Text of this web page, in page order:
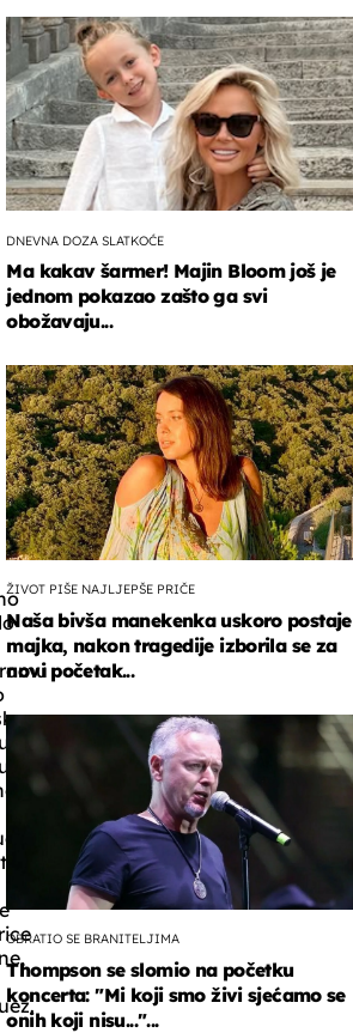
DNEVNA DOZA SLATKOĆE
Ma kakav šarmer! Majin Bloom još je
jednom pokazao zašto ga svi
obožavaju...
ŽIVOT PIŠE NAJLJEPŠE PRIČE
Naša bivša manekenka uskoro postaje
majka, nakon tragedije izborila se za
novi početak...
OBRATIO SE BRANITELJIMA
Thompson se slomio na početku
koncerta: "Mi koji smo živi sjećamo se
onih koji nisu..."...